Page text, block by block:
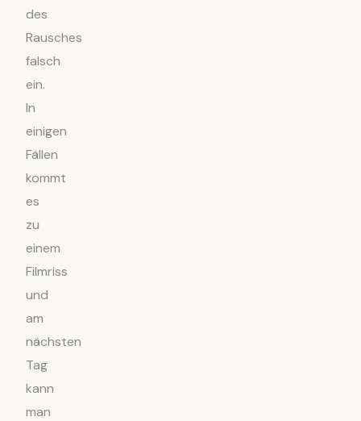
des
Rausches
falsch
ein.
In
einigen
Fällen
kommt
es
zu
einem
Filmriss
und
am
nächsten
Tag
kann
man